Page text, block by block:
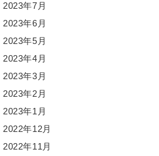
2023年7月
2023年6月
2023年5月
2023年4月
2023年3月
2023年2月
2023年1月
2022年12月
2022年11月